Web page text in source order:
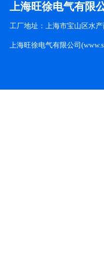
上海旺徐电气有限
工厂地址：上海市宝山区水产
上海旺徐电气有限公司